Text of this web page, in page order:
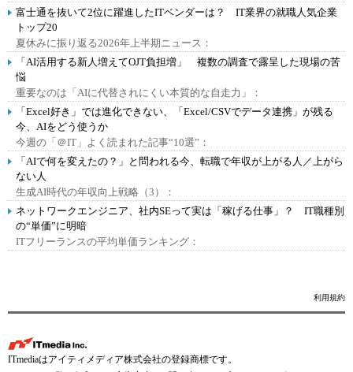
富士通を抜いて2位に躍進したITベンダーは？ IT業界の就職人気企業
トップ20
夏休みに振り返る2026年上半期ニュース：
「AI活用する新人増えてOJT負担増」 複数の調査で露呈した現場の苦
悩
重要なのは「AIに代替されにくい本質的な自走力」：
「Excel好き」では進化できない、「Excel/CSVでデータ連携」が残る
今、AIをどう使うか
今週の「＠IT」よく読まれた記事“10選”：
「AIで何を変えたの？」と問われる今、転職で年収が上がる人／上がら
ない人
生成AI時代の年収向上戦略（3）：
ネットワークエンジニア、社内SEって実は「稼げる仕事」？ IT職種別
の“単価”に明暗
ITフリーランスの平均単価ランキング：
利用規約
ITmediaはアイティメディア株式会社の登録商標です。